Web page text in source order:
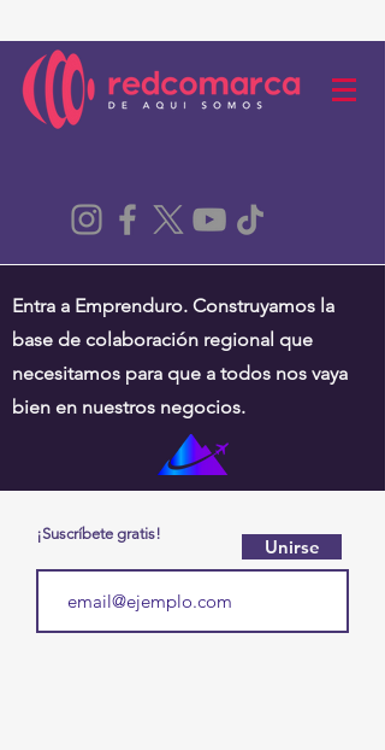
Entra a Emprenduro. Construyamos la
base de colaboración regional que
necesitamos para que a todos nos vaya
bien en nuestros negocios.
¡Suscríbete gratis!
Unirse